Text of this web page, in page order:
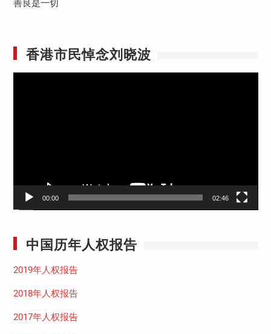
善良是一切
香港市民悼念刘晓波
00:00 02:46
中国历年人权报告
2019年人权报告
2018年人权报告
2017年人权报告